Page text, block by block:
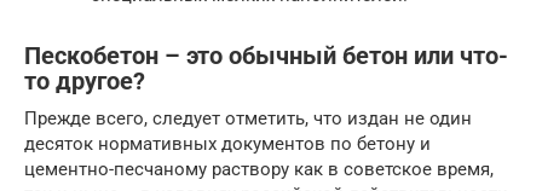
Пескобетон – это обычный бетон или что-
то другое?
Прежде всего, следует отметить, что издан не один
десяток нормативных документов по бетону и
цементно-песчаному раствору как в советское время,